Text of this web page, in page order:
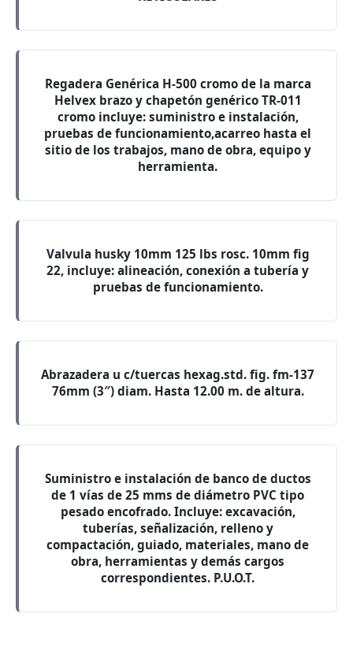
Regadera Genérica H-500 cromo de la marca
Helvex brazo y chapetón genérico TR-011
cromo incluye: suministro e instalación,
pruebas de funcionamiento,acarreo hasta el
sitio de los trabajos, mano de obra, equipo y
herramienta.
Valvula husky 10mm 125 lbs rosc. 10mm fig
22, incluye: alineación, conexión a tubería y
pruebas de funcionamiento.
Abrazadera u c/tuercas hexag.std. fig. fm-137
76mm (3″) diam. Hasta 12.00 m. de altura.
Suministro e instalación de banco de ductos
de 1 vías de 25 mms de diámetro PVC tipo
pesado encofrado. Incluye: excavación,
tuberías, señalización, relleno y
compactación, guiado, materiales, mano de
obra, herramientas y demás cargos
correspondientes. P.U.O.T.